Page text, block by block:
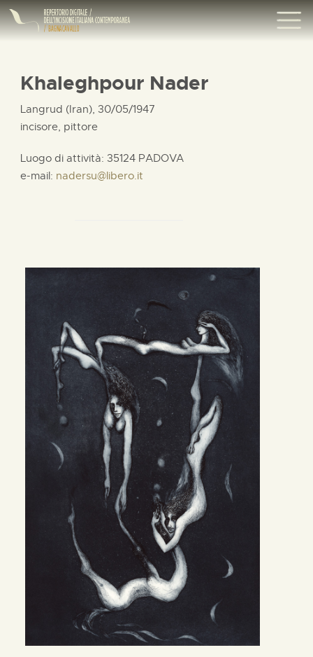
Khaleghpour Nader
Langrud (Iran), 30/05/1947
incisore, pittore
Luogo di attività: 35124 PADOVA
e-mail: nadersu@libero.it